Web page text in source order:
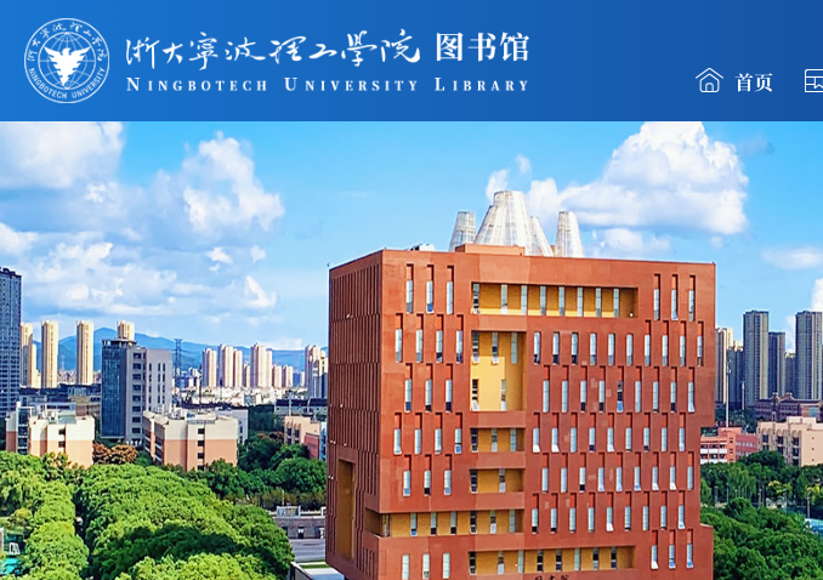
首页